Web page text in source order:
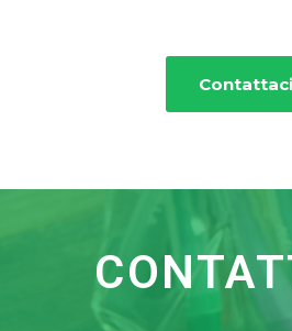
Contattaci